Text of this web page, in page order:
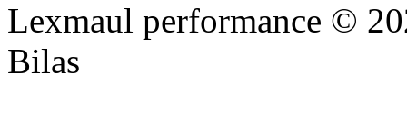
Lexmaul performance ©
Bilas